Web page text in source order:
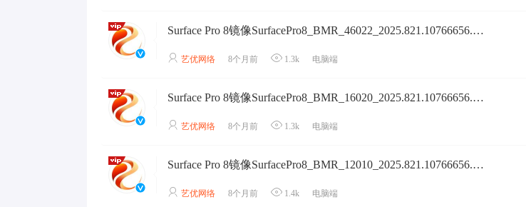
Surface Pro 8镜像SurfacePro8_BMR_46022_2025.821.10766656.zip网盘下载
艺优网络 8个月前 1.3k 电脑端
Surface Pro 8镜像SurfacePro8_BMR_16020_2025.821.10766656.zip网盘下载
艺优网络 8个月前 1.3k 电脑端
Surface Pro 8镜像SurfacePro8_BMR_12010_2025.821.10766656.zip网盘下载
艺优网络 8个月前 1.4k 电脑端